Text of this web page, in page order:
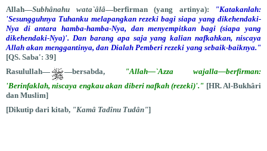
Allah—Subhânahu wata`âlâ—berfirman (yang artinya):
"Katakanlah:
'Sesungguhnya Tuhanku melapangkan rezeki bagi siapa yang dikehendaki-
Nya di antara hamba-hamba-Nya, dan menyempitkan bagi (siapa yang
dikehendaki-Nya)'. Dan barang apa saja yang kalian nafkahkan, niscaya
Allah akan menggantinya, dan Dialah Pemberi rezeki yang sebaik-baiknya."
[QS. Saba': 39]
Rasulullah—
—bersabda,
"Allah—`Azza wajalla—berfirman:
'Berinfaklah, niscaya engkau akan diberi nafkah (rezeki)'." [HR. Al-Bukhâri
dan Muslim]
[Dikutip dari kitab, "Kamâ Tadînu Tudân"]